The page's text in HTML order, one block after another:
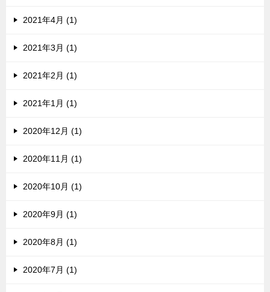
2021年4月 (1)
2021年3月 (1)
2021年2月 (1)
2021年1月 (1)
2020年12月 (1)
2020年11月 (1)
2020年10月 (1)
2020年9月 (1)
2020年8月 (1)
2020年7月 (1)